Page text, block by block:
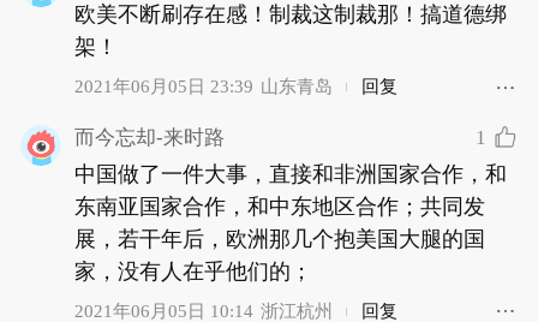
欧美不断刷存在感！制裁这制裁那！搞道德绑
架！
2021年06月05日 23:39 山东青岛 回复
而今忘却-来时路 1
中国做了一件大事，直接和非洲国家合作，和
东南亚国家合作，和中东地区合作；共同发
展，若干年后，欧洲那几个抱美国大腿的国
家，没有人在乎他们的；
2021年06月05日 10:14 浙江杭州 回复